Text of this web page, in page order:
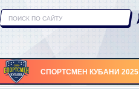
СПОРТСМЕН КУБАНИ 2025